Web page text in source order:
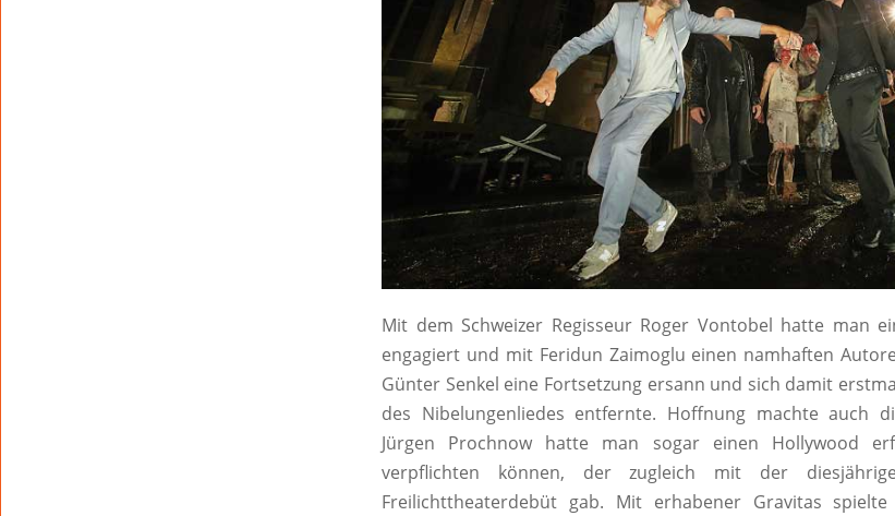
Mit dem Schweizer Regisseur Roger Vontobel hatte man
engagiert und mit Feridun Zaimoglu einen namhaften
Günter Senkel eine Fortsetzung ersann und sich damit
des Nibelungenliedes entfernte. Hoffnung machte auch
Jürgen Prochnow hatte man sogar einen Hollywood
verpflichten können, der zugleich mit der
Freilichttheaterdebüt gab. Mit erhabener Gravitas